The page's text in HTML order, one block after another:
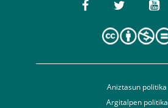
Aniztasun politika
Argitalpen politika